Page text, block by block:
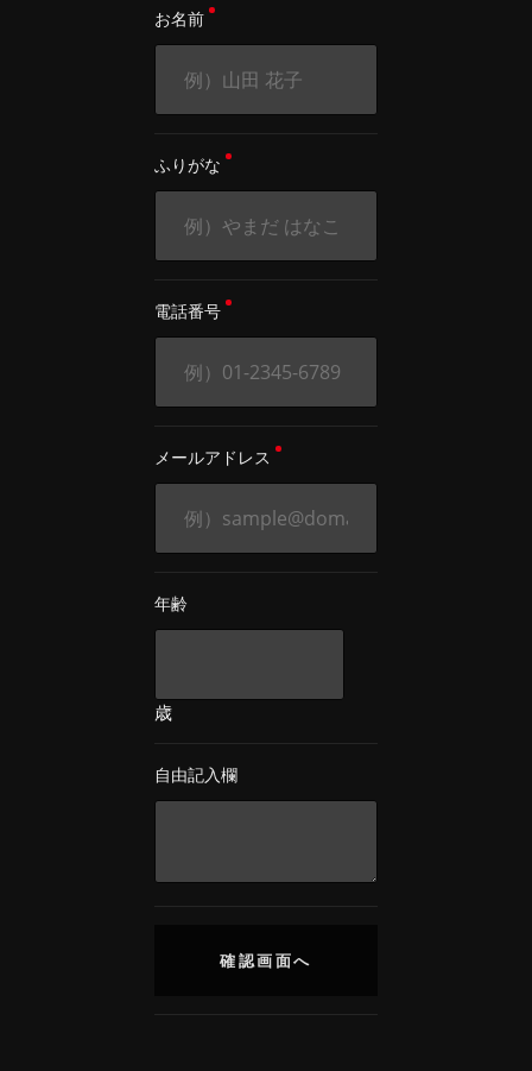
お名前
ふりがな
電話番号
メールアドレス
年齢
歳
自由記入欄